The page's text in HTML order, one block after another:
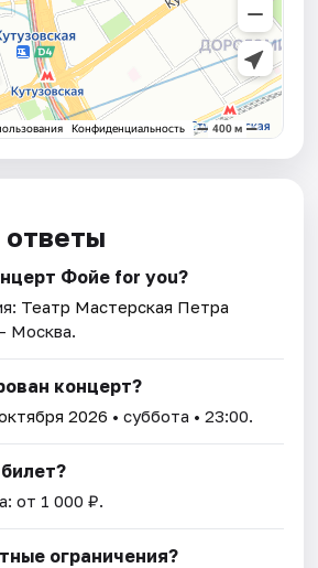
Фойе for you?
Театр Мастерская Петра
Москва.
концерт?
2026 • суббота • 23:00.
от 1 000 ₽.
ограничения?